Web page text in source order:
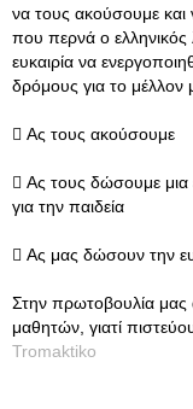
να τους ακούσουμε
που περνά ο ελληνικός
ευκαιρία να
δρόμους για το μέλλον
 Ας τους ακούσουμε
 Ας τους δώσουμε μια
για την παιδεία
 Ας μας δώσουν την
Στην πρωτοβουλία
μαθητών, γιατί
Tromaktiko